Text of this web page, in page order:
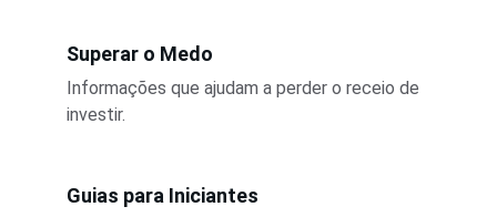
Guias para Iniciantes
Superar o Medo
Informações que ajudam a perder o receio de
investir.